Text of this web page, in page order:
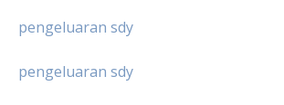
pengeluaran sdy
pengeluaran sdy